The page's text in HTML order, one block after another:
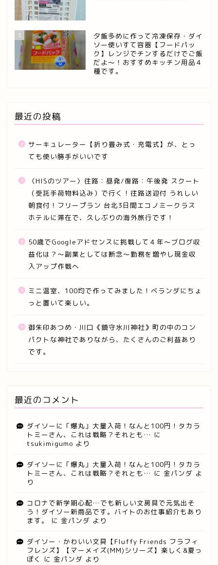
5
夕飯多めに作って冷凍保存・ダイ
ソー使いすて容器【フードパッ
ク】レンジでチンするだけでご飯
だよ～！おすすめキッチン用品４
種です。
最近の投稿
サーキュレーター【折り畳み式・充電式】が、とっ
ても使い勝手がいいです
〈HISのツアー〉往路：昼発/復路：午後発 スクート
（受託手荷物料込み）で行く！往路送迎付 うれしい
朝食付！フリープラン 台北3日間エコノミークラス
ホテルに滞在で、久しぶりの海外旅行です！
50歳でGoogleアドセンスに挑戦して４年～ブログ収
益化は？～副業としては断念～勤務を増やし現金収
入アップ作戦へ
ミニ温室、100均で作ってみました！ベランダにちょ
っと置いて楽しい。
御朱印あつめ・川口《鎮守氷川神社》町の中のコン
パクトな神社でありながら、たくさんのご利益あり
です。
最近のコメント
ダイソーに「爆丸」大量入荷！なんと100円！タカラ
トミーさん、これは戦略？それとも… に
tsukimigumo より
ダイソーに「爆丸」大量入荷！なんと100円！タカラ
トミーさん、これは戦略？それとも… に 金パンダ よ
り
コロナで新学期心配…でも新しい文房具で元気出そ
う！ダイソー新商品です。バイトのお仕事紹介もあり
ます。
に 金パンダ より
ダイソー・かわいい文具【Fluffy Friends フラフィ
フレンズ】【マーメイズ(MM)シリーズ】楽しく&夏っ
ぽく
に 金パンダ より